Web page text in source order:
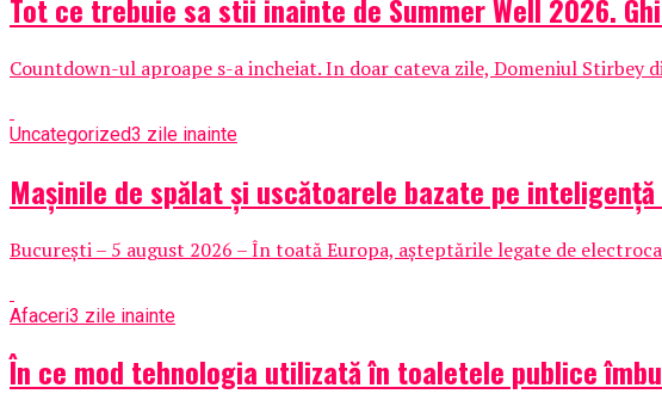
Tot ce trebuie sa stii inainte de Summer Well 2026.
Countdown-ul aproape s-a incheiat. In doar cateva zile, Domeniul Stirbey
Uncategorized3 zile inainte
Mașinile de spălat și uscătoarele bazate pe
București – 5 august 2026 – În toată Europa, așteptările legate de
Afaceri3 zile inainte
În ce mod tehnologia utilizată în toaletele publice